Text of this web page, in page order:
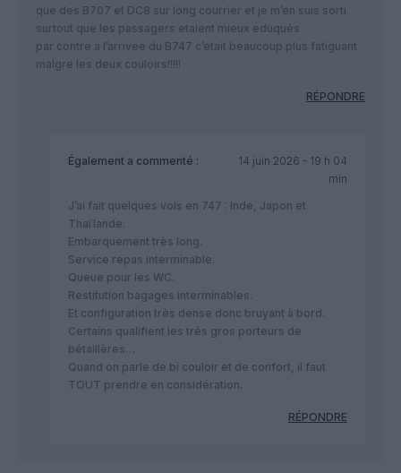
que des B707 et DC8 sur long courrier et je m’en suis sorti
surtout que les passagers etaient mieux eduqués
par contre a l’arrivee du B747 c’etait beaucoup plus fatiguant
malgre les deux couloirs!!!!!
RÉPONDRE
Également a commenté :
14 juin 2026 - 19 h 04
min
J’ai fait quelques vols en 747 : Inde, Japon et
Thaïlande.
Embarquement très long.
Service repas interminable.
Queue pour les WC.
Restitution bagages interminables.
Et configuration très dense donc bruyant à bord.
Certains qualifient les très gros porteurs de
bétaillères…
Quand on parle de bi couloir et de confort, il faut
TOUT prendre en considération.
RÉPONDRE